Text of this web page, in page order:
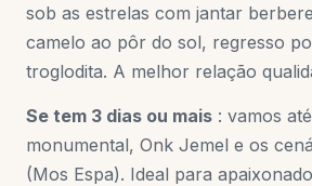
sob as estrelas com jantar
camelo ao pôr do sol, regresso
troglodita. A melhor relação
Se tem 3 dias ou mais : vamos
monumental, Onk Jemel e os
(Mos Espa). Ideal para